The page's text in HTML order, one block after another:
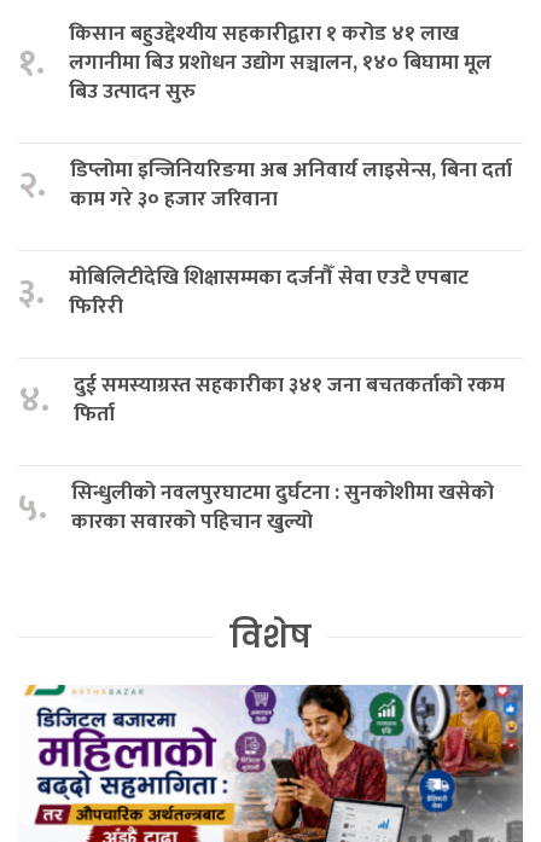
१.
किसान बहुउद्देश्यीय सहकारीद्वारा १ करोड ४१ लाख
लगानीमा बिउ प्रशोधन उद्योग सञ्चालन, १४० बिघामा मूल
बिउ उत्पादन सुरु
२.
डिप्लोमा इन्जिनियरिङमा अब अनिवार्य लाइसेन्स, बिना दर्ता
काम गरे ३० हजार जरिवाना
३.
मोबिलिटीदेखि शिक्षासम्मका दर्जनौँ सेवा एउटै एपबाट
फिरिरी
४.
दुई समस्याग्रस्त सहकारीका ३४१ जना बचतकर्ताको रकम
फिर्ता
५.
सिन्धुलीको नवलपुरघाटमा दुर्घटना : सुनकोशीमा खसेको
कारका सवारको पहिचान खुल्यो
विशेष